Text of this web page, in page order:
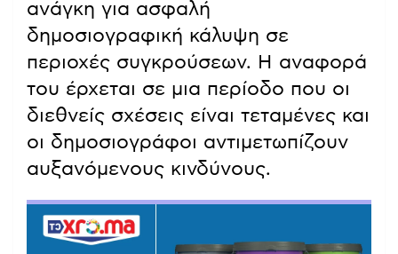
ανάγκη για ασφαλή
δημοσιογραφική κάλυψη σε
περιοχές συγκρούσεων. Η αναφορά
του έρχεται σε μια περίοδο που οι
διεθνείς σχέσεις είναι τεταμένες και
οι δημοσιογράφοι αντιμετωπίζουν
αυξανόμενους κινδύνους.